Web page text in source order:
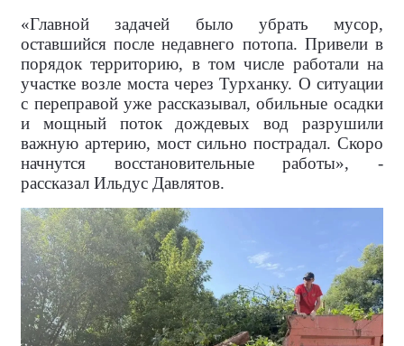
«Главной задачей было убрать мусор,
оставшийся после недавнего потопа. Привели в
порядок территорию, в том числе работали на
участке возле моста через Турханку. О ситуации
с переправой уже рассказывал, обильные осадки
и мощный поток дождевых вод разрушили
важную артерию, мост сильно пострадал. Скоро
начнутся восстановительные работы», -
рассказал Ильдус Давлятов.